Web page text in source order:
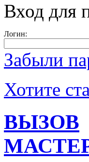
Вход для
Логин:
Забыли
Хотите
ВЫЗОВ